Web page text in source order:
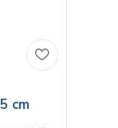
cm